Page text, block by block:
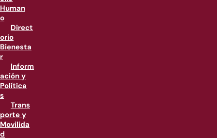
Human
o
Direct
orio
Bienesta
r
Inform
ación y
Política
s
Trans
porte y
Movilida
d